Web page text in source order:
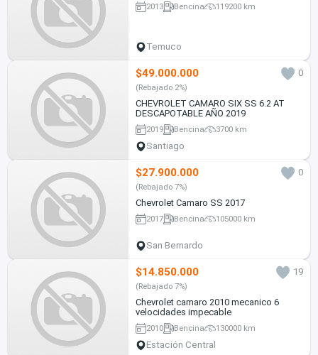
2013 Bencina 119200 km
Temuco
$49.000.000 0
(Rebajado 2%)
CHEVROLET CAMARO SIX SS 6.2 AT
DESCAPOTABLE AÑO 2019
2019 Bencina 3700 km
Santiago
$27.900.000 0
(Rebajado 7%)
Chevrolet Camaro SS 2017
2017 Bencina 105000 km
San Bernardo
$14.850.000 19
(Rebajado 7%)
Chevrolet camaro 2010 mecanico 6
velocidades impecable
2010 Bencina 130000 km
Estación Central